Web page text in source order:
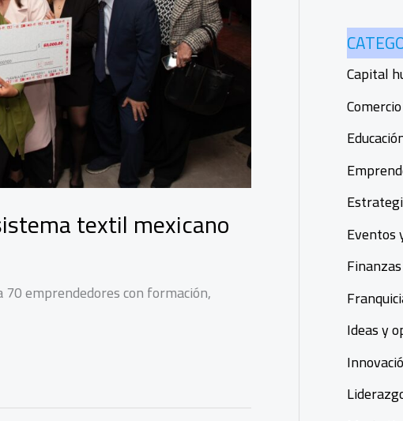
textil mexicano
emprendedores con formación,
Capital
Eventos
Finanzas
Ideas y